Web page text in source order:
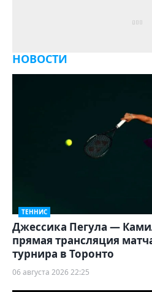
НОВОСТИ
ТЕННИС
Джессика Пегула —
прямая трансляция
турнира в Торонто
06 августа 2026 22:25